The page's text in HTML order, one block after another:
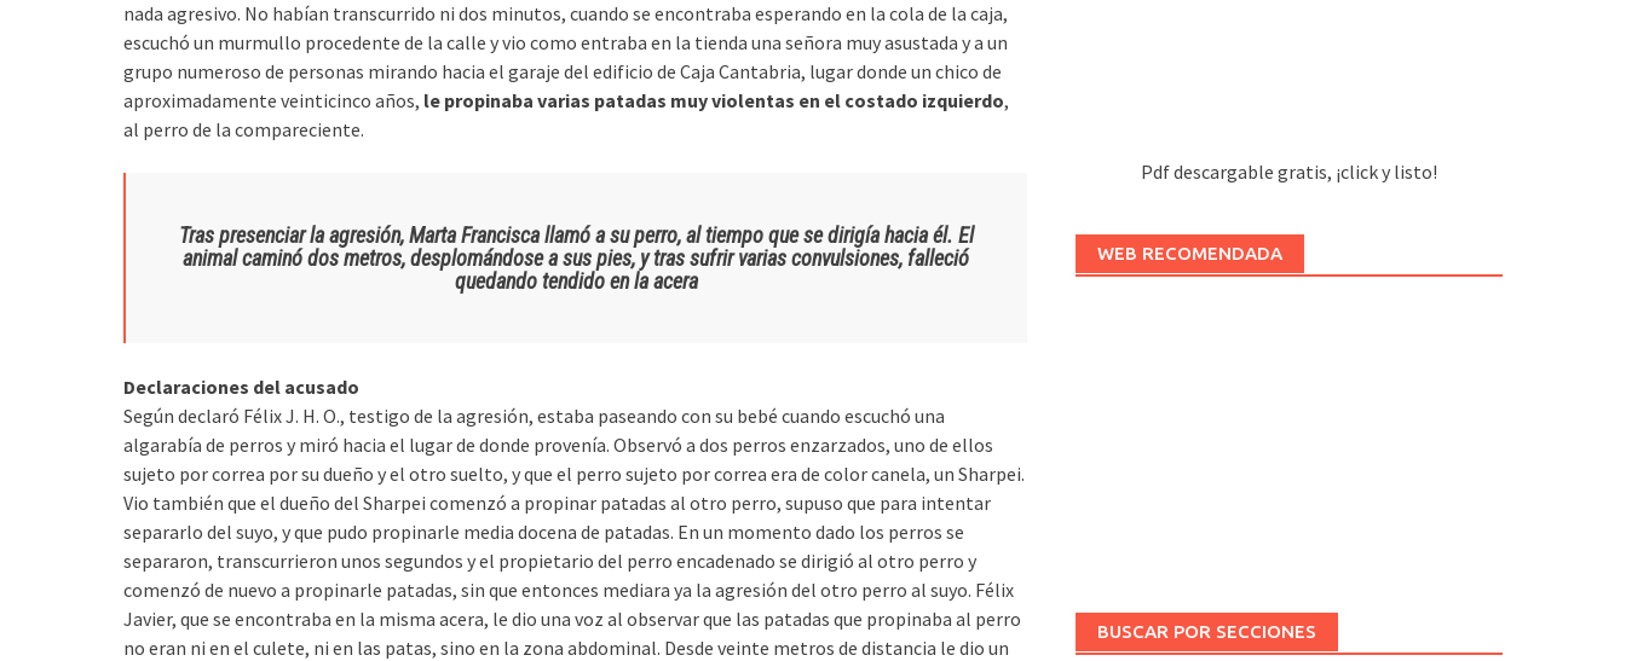
nada agresivo. No habían transcurrido ni dos minutos, cuando se encontraba esperando en la cola de la caja,
escuchó un murmullo procedente de la calle y vio como entraba en la tienda una señora muy asustada y a un
grupo numeroso de personas mirando hacia el garaje del edificio de Caja Cantabria, lugar donde un chico de
aproximadamente veinticinco años, le propinaba varias patadas muy violentas en el costado izquierdo,
al perro de la compareciente.
Tras presenciar la agresión, Marta Francisca llamó a su perro, al tiempo que se dirigía hacia él. El
animal caminó dos metros, desplomándose a sus pies, y tras sufrir varias convulsiones, falleció
quedando tendido en la acera
Declaraciones del acusado
Según declaró Félix J. H. O., testigo de la agresión, estaba paseando con su bebé cuando escuchó una
algarabía de perros y miró hacia el lugar de donde provenía. Observó a dos perros enzarzados, uno de ellos
sujeto por correa por su dueño y el otro suelto, y que el perro sujeto por correa era de color canela, un Sharpei.
Vio también que el dueño del Sharpei comenzó a propinar patadas al otro perro, supuso que para intentar
separarlo del suyo, y que pudo propinarle media docena de patadas. En un momento dado los perros se
separaron, transcurrieron unos segundos y el propietario del perro encadenado se dirigió al otro perro y
comenzó de nuevo a propinarle patadas, sin que entonces mediara ya la agresión del otro perro al suyo. Félix
Javier, que se encontraba en la misma acera, le dio una voz al observar que las patadas que propinaba al perro
no eran ni en el culete, ni en las patas, sino en la zona abdominal. Desde veinte metros de distancia le dio un
Pdf descargable gratis, ¡click y listo!
WEB RECOMENDADA
BUSCAR POR SECCIONES